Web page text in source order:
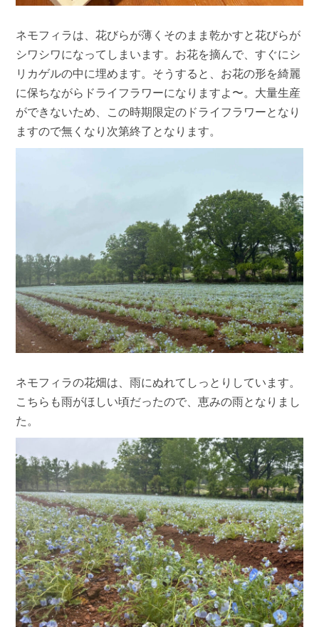
ネモフィラは、花びらが薄くそのまま乾かすと花びらが
シワシワになってしまいます。お花を摘んで、すぐにシ
リカゲルの中に埋めます。そうすると、お花の形を綺麗
に保ちながらドライフラワーになりますよ〜。大量生産
ができないため、この時期限定のドライフラワーとなり
ますので無くなり次第終了となります。
ネモフィラの花畑は、雨にぬれてしっとりしています。
こちらも雨がほしい頃だったので、恵みの雨となりまし
た。